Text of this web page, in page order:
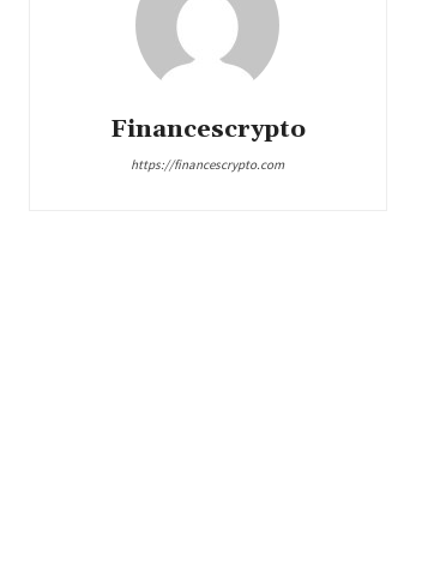
Financescrypto
https://financescrypto.com